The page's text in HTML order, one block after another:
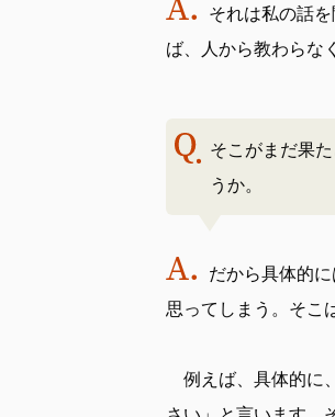
それは私の話
ば、人から教わらな
そこがまだ果
うか。
だから具体的
思ってしまう。そこ
例えば、具体的に